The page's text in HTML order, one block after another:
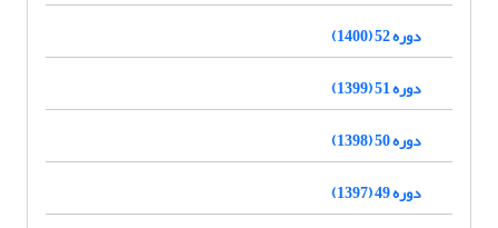
دوره 52 (1400)
دوره 51 (1399)
دوره 50 (1398)
دوره 49 (1397)